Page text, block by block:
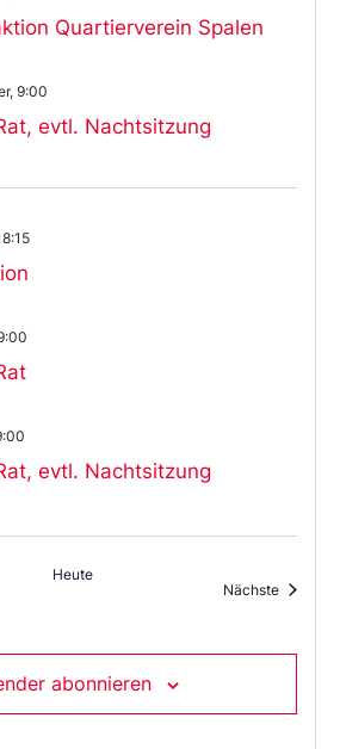
Quartierverein Spalen
evtl. Nachtsitzung
9:00
evtl. Nachtsitzung
Heute
Nächste
abonnieren